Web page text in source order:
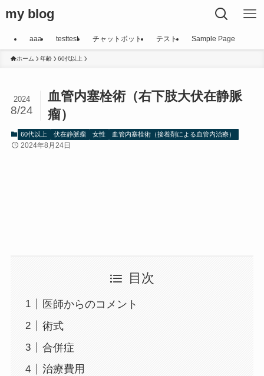
my blog
aaa testtest チャットボット テスト Sample Page
ホーム 年齢 60代以上
血管内塞栓術（右下肢大伏在静脈
瘤）
2024
8/24
60代以上 伏在静脈瘤 女性 血管内塞栓術（接着剤による血管内治療）
2024年8月24日
目次
医師からのコメント
術式
合併症
治療費用